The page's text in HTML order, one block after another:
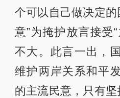
个可以自己做决定的
意”为掩护放言接受
不大。此言一出，
维护两岸关系和平
的主流民意，只有坚